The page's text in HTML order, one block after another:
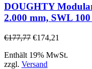
DOUGHTY
2.000 mm, SWL
€177,77 €174,21
Enthält 19% MwSt.
zzgl. Versand